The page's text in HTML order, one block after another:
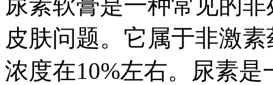
尿素软膏是一种常见的
皮肤问题。它属于非激
浓度在10%左右。尿素